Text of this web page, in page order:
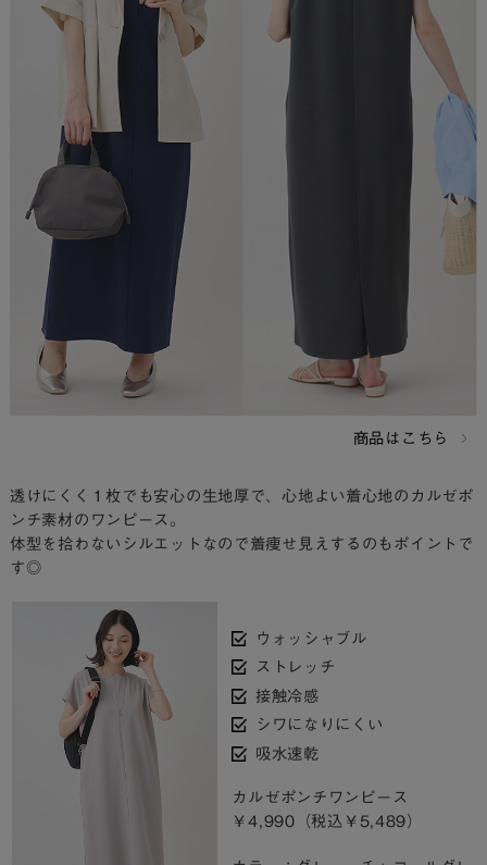
商品はこちら
透けにくく１枚でも安心の生地厚で、心地よい着心地のカルゼポ
ンチ素材のワンピース。
体型を拾わないシルエットなので着痩せ見えするのもポイントで
す◎
ウォッシャブル
ストレッチ
接触冷感
シワになりにくい
吸水速乾
カルゼポンチワンピース
￥4,990（税込￥5,489）